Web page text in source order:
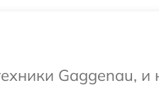
Gaggenau, и